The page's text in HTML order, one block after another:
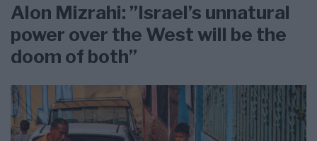
Alon Mizrahi: ”Israel’s unnatural
power over the West will be the
doom of both”